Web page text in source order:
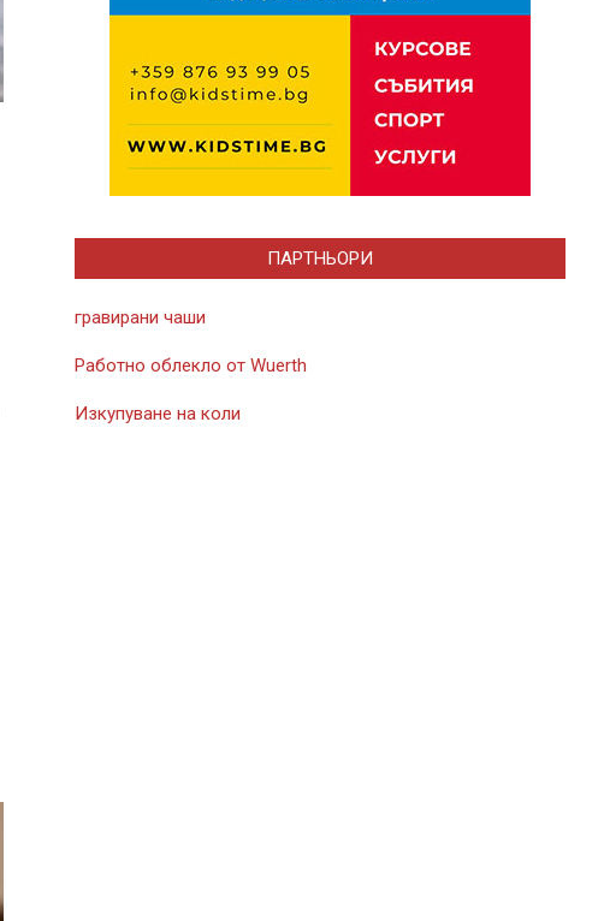
ПАРТНЬОРИ
гравирани чаши
Работно облекло от Wuerth
Изкупуване на коли